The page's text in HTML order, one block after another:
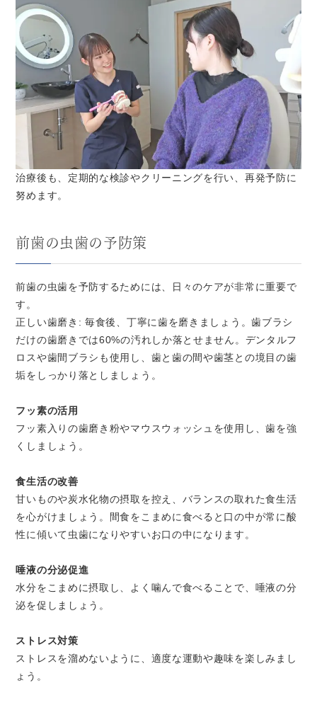
治療後も、定期的な検診やクリーニングを行い、再発予防に
努めます。
前歯の虫歯の予防策
前歯の虫歯を予防するためには、日々のケアが非常に重要で
す。
正しい歯磨き: 毎食後、丁寧に歯を磨きましょう。歯ブラシ
だけの歯磨きでは60%の汚れしか落とせません。デンタルフ
ロスや歯間ブラシも使用し、歯と歯の間や歯茎との境目の歯
垢をしっかり落としましょう。
フッ素の活用
フッ素入りの歯磨き粉やマウスウォッシュを使用し、歯を強
くしましょう。
食生活の改善
甘いものや炭水化物の摂取を控え、バランスの取れた食生活
を心がけましょう。間食をこまめに食べると口の中が常に酸
性に傾いて虫歯になりやすいお口の中になります。
唾液の分泌促進
水分をこまめに摂取し、よく噛んで食べることで、唾液の分
泌を促しましょう。
ストレス対策
ストレスを溜めないように、適度な運動や趣味を楽しみまし
ょう。